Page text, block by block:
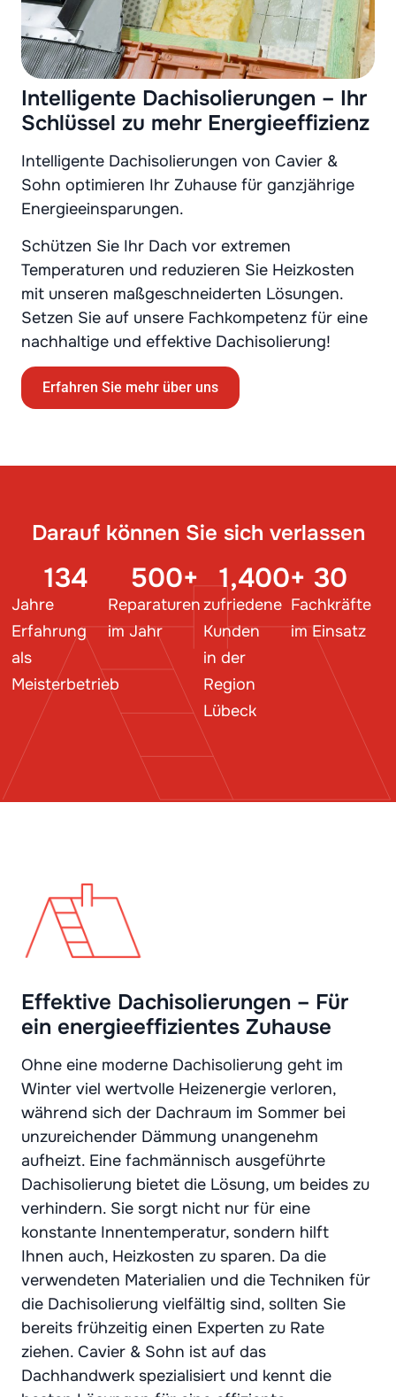
Intelligente Dachisolierungen – Ihr
Schlüssel zu mehr Energieeffizienz
Intelligente Dachisolierungen von Cavier &
Sohn optimieren Ihr Zuhause für ganzjährige
Energieeinsparungen.
Schützen Sie Ihr Dach vor extremen
Temperaturen und reduzieren Sie Heizkosten
mit unseren maßgeschneiderten Lösungen.
Setzen Sie auf unsere Fachkompetenz für eine
nachhaltige und effektive Dachisolierung!
Erfahren Sie mehr über uns
Darauf können Sie sich verlassen
Jahre
Erfahrung
als
Meisterbetrieb
134
Reparaturen
im Jahr
500+
zufriedene
Kunden
in der
Region
Lübeck
1,400+
Fachkräfte
im Einsatz
30
Effektive Dachisolierungen – Für
ein energieeffizientes Zuhause
Ohne eine moderne Dachisolierung geht im
Winter viel wertvolle Heizenergie verloren,
während sich der Dachraum im Sommer bei
unzureichender Dämmung unangenehm
aufheizt. Eine fachmännisch ausgeführte
Dachisolierung bietet die Lösung, um beides zu
verhindern. Sie sorgt nicht nur für eine
konstante Innentemperatur, sondern hilft
Ihnen auch, Heizkosten zu sparen. Da die
verwendeten Materialien und die Techniken für
die Dachisolierung vielfältig sind, sollten Sie
bereits frühzeitig einen Experten zu Rate
ziehen. Cavier & Sohn ist auf das
Dachhandwerk spezialisiert und kennt die